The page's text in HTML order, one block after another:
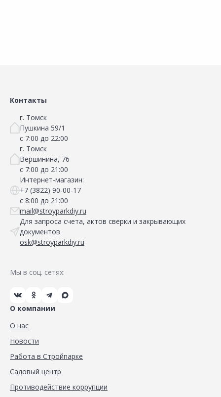
Контакты
г. Томск
Пушкина 59/1
с 7:00 до 22:00
г. Томск
Вершинина, 76
с 7:00 до 21:00
Интернет-магазин:
+7 (3822) 90-00-17
с 8:00 до 21:00
mail@stroyparkdiy.ru
Для запроса счета, актов сверки и закрывающих
документов
osk@stroyparkdiy.ru
Мы в соц. сетях:
О компании
О нас
Новости
Работа в Стройпарке
Садовый центр
Противодействие коррупции